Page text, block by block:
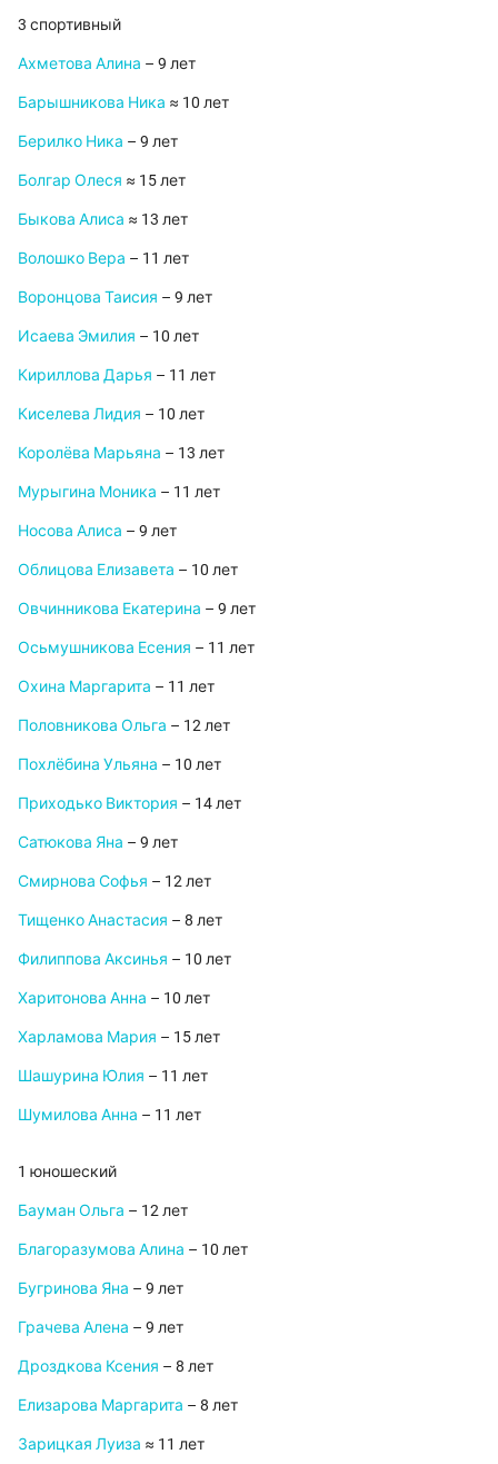
3 спортивный
Ахметова Алина – 9 лет
Барышникова Ника ≈ 10 лет
Берилко Ника – 9 лет
Болгар Олеся ≈ 15 лет
Быкова Алиса ≈ 13 лет
Волошко Вера – 11 лет
Воронцова Таисия – 9 лет
Исаева Эмилия – 10 лет
Кириллова Дарья – 11 лет
Киселева Лидия – 10 лет
Королёва Марьяна – 13 лет
Мурыгина Моника – 11 лет
Носова Алиса – 9 лет
Облицова Елизавета – 10 лет
Овчинникова Екатерина – 9 лет
Осьмушникова Есения – 11 лет
Охина Маргарита – 11 лет
Половникова Ольга – 12 лет
Похлёбина Ульяна – 10 лет
Приходько Виктория – 14 лет
Сатюкова Яна – 9 лет
Смирнова Софья – 12 лет
Тищенко Анастасия – 8 лет
Филиппова Аксинья – 10 лет
Харитонова Анна – 10 лет
Харламова Мария – 15 лет
Шашурина Юлия – 11 лет
Шумилова Анна – 11 лет
1 юношеский
Бауман Ольга – 12 лет
Благоразумова Алина – 10 лет
Бугринова Яна – 9 лет
Грачева Алена – 9 лет
Дроздкова Ксения – 8 лет
Елизарова Маргарита – 8 лет
Зарицкая Луиза ≈ 11 лет